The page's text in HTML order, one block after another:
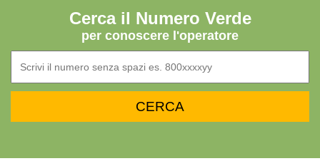
Cerca il Numero Verde
per conoscere l'operatore